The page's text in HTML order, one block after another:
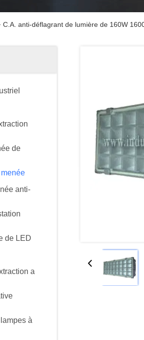
C.A. anti-déflagrant de lumière de 160W
de
anti-
de LED
a
à